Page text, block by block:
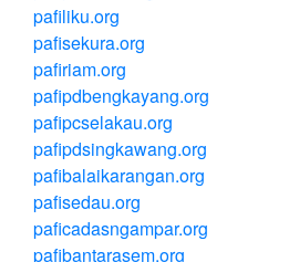
pafiliku.org
pafisekura.org
pafiriam.org
pafipdbengkayang.org
pafipcselakau.org
pafipdsingkawang.org
pafibalaikarangan.org
pafisedau.org
paficadasngampar.org
pafibantarasem.org